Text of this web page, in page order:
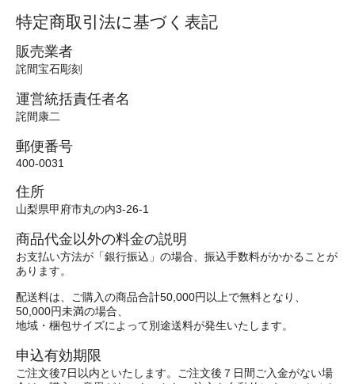
特定商取引法に基づく表記
販売業者
詫間宝石彫刻
運営統括責任者名
詫間康二
郵便番号
400-0031
住所
山梨県甲府市丸の内3-26-1
商品代金以外の料金の説明
お支払い方法が「銀行振込」の場合、振込手数料がかかることが
あります。
配送料は、ご購入の商品合計50,000円以上で無料となり、
50,000円未満の場合、
地域・梱包サイズによって別途送料が発生いたします。
申込有効期限
ご注文後7日以内といたします。ご注文後７日間ご入金がない場